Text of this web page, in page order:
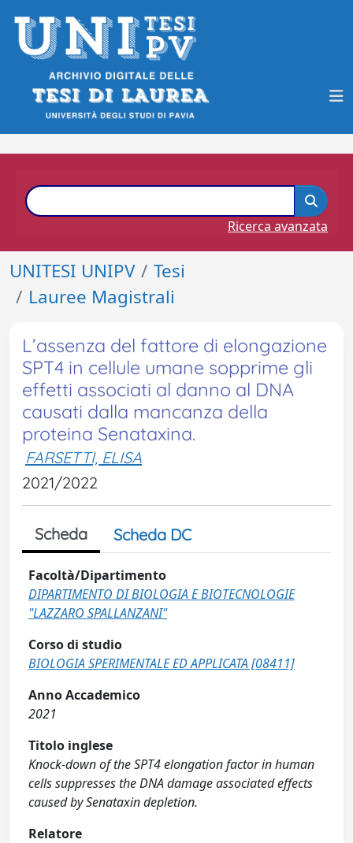
Ricerca avanzata
UNITESI UNIPV
Tesi
Lauree Magistrali
L’assenza del fattore di elongazione
SPT4 in cellule umane sopprime gli
effetti associati al danno al DNA
causati dalla mancanza della
proteina Senataxina.
FARSETTI, ELISA
2021/2022
Scheda Scheda DC
Facoltà/Dipartimento
DIPARTIMENTO DI BIOLOGIA E BIOTECNOLOGIE
"LAZZARO SPALLANZANI"
Corso di studio
BIOLOGIA SPERIMENTALE ED APPLICATA [08411]
Anno Accademico
2021
Titolo inglese
Knock-down of the SPT4 elongation factor in human
cells suppresses the DNA damage associated effects
caused by Senataxin depletion.
Relatore